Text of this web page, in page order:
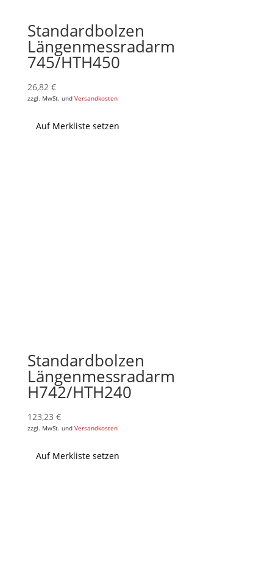
Standardbolzen
Längenmessradarm
745/HTH450
26,82 €
zzgl. MwSt. und Versandkosten
Auf Merkliste setzen
Standardbolzen
Längenmessradarm
H742/HTH240
123,23 €
zzgl. MwSt. und Versandkosten
Auf Merkliste setzen